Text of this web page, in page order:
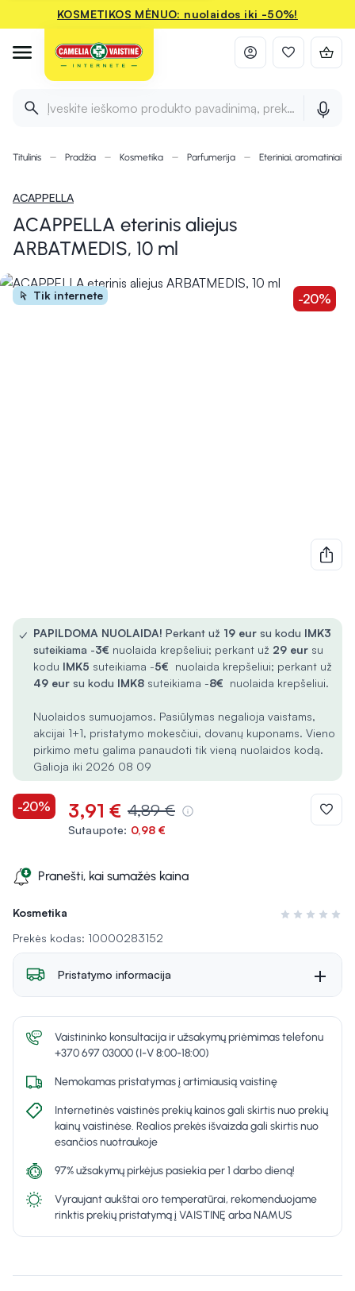
KOSMETIKOS MĖNUO: nuolaidos iki -50%!
Įveskite ieškomo produkto pavadinimą, prekės ženklą ir
Titulinis Pradžia Kosmetika Parfumerija Eteriniai, aromatiniai
ACAPPELLA
ACAPPELLA eterinis aliejus
ARBATMEDIS, 10 ml
Tik internete -20%
Kosmetika
Įvertinimas 0
Prekės kodas: 10000283152
✓ PAPILDOMA NUOLAIDA! Perkant už 19 eur su kodu IMK3
suteikiama -3€ nuolaida krepšeliui; perkant už 29 eur su
kodu IMK5 suteikiama -5€ nuolaida krepšeliui; perkant už
49 eur su kodu IMK8 suteikiama -8€ nuolaida krepšeliui.
Nuolaidos sumuojamos. Pasiūlymas negalioja vaistams,
akcijai 1+1, pristatymo mokesčiui, dovanų kuponams. Vieno
pirkimo metu galima panaudoti tik vieną nuolaidos kodą.
Galioja iki 2026 08 09
-20% 3,91 € 4,89 €
Sutaupote: 0,98 €
Pranešti, kai sumažės kaina
Pristatymo informacija
Vaistininko konsultacija ir užsakymų priėmimas telefonu
+370 697 03000 (I-V 8:00-18:00)
Nemokamas pristatymas į artimiausią vaistinę
Internetinės vaistinės prekių kainos gali skirtis nuo prekių
kainų vaistinėse. Realios prekės išvaizda gali skirtis nuo
esančios nuotraukoje
97% užsakymų pirkėjus pasiekia per 1 darbo dieną!
Vyraujant aukštai oro temperatūrai, rekomenduojame
rinktis prekių pristatymą į VAISTINĘ arba NAMUS